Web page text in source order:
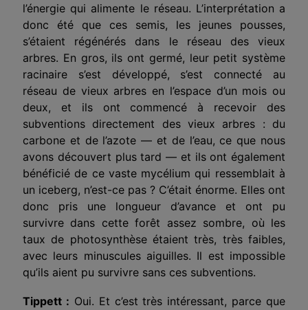
l’énergie qui alimente le réseau. L’interprétation a
donc été que ces semis, les jeunes pousses,
s’étaient régénérés dans le réseau des vieux
arbres. En gros, ils ont germé, leur petit système
racinaire s’est développé, s’est connecté au
réseau de vieux arbres en l’espace d’un mois ou
deux, et ils ont commencé à recevoir des
subventions directement des vieux arbres : du
carbone et de l’azote — et de l’eau, ce que nous
avons découvert plus tard — et ils ont également
bénéficié de ce vaste mycélium qui ressemblait à
un iceberg, n’est-ce pas ? C’était énorme. Elles ont
donc pris une longueur d’avance et ont pu
survivre dans cette forêt assez sombre, où les
taux de photosynthèse étaient très, très faibles,
avec leurs minuscules aiguilles. Il est impossible
qu’ils aient pu survivre sans ces subventions.
Tippett : Oui. Et c’est très intéressant, parce que